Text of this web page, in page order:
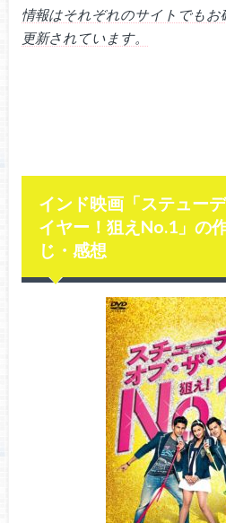
情報はそれぞれのサイトでも
更新されています。
インド映画「ステュー
イヤー！狙えNo.1」の
じ・感想